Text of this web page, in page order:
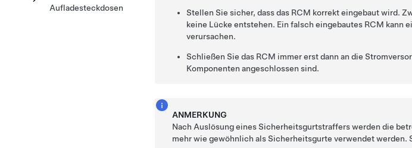
Stellen Sie sicher, dass das RCM korrekt eingebaut wird.
keine Lücke entstehen. Ein falsch eingebautes RCM kann
verursachen.
Schließen Sie das RCM immer erst dann an die
Komponenten angeschlossen sind.
ANMERKUNG
Nach Auslösung eines Sicherheitsgurtstraffers werden die
mehr wie gewöhnlich als Sicherheitsgurte verwendet werden.
Aufladesteckdosen